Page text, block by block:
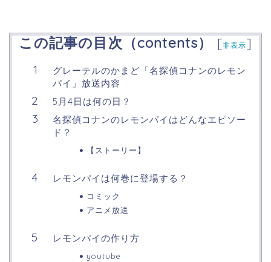
この記事の目次（contents） [非表示]
グレーテルのかまど「名探偵コナンのレモン
パイ」放送内容
5月4日は何の日？
名探偵コナンのレモンパイはどんなエピソー
ド？
【ストーリー】
レモンパイは何巻に登場する？
コミック
アニメ放送
レモンパイの作り方
youtube